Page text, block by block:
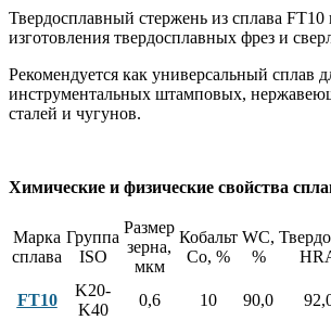
Твердосплавный стержень из сплава FT10
изготовления твердосплавных фрез и
Рекомендуется как универсальный сплав
инструментальных штамповых,
сталей и чугунов.
Химические и физические свойства
Марка
сплава
Группа
ISO
Размер
зерна,
мкм
Кобальт
Co, %
WC,
%
FT10
K20-
K40
0,6 10 90,0